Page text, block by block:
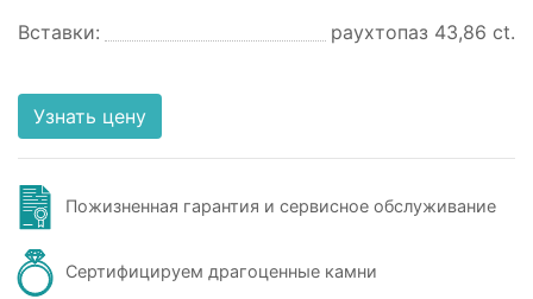
Вставки: раухтопаз 43,86 ct.
Узнать цену
Пожизненная гарантия и сервисное обслуживание
Сертифицируем драгоценные камни